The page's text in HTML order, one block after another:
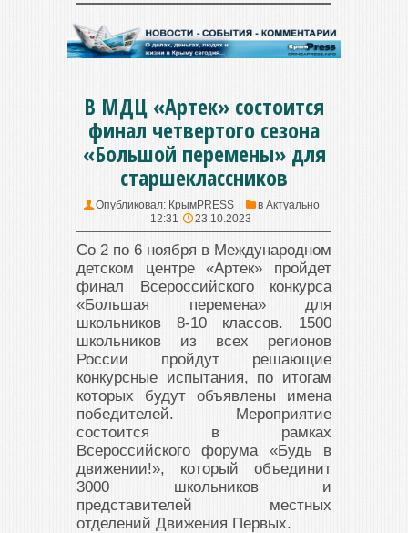
В МДЦ «Артек» состоится
финал четвертого сезона
«Большой перемены» для
старшеклассников
Опубликовал: КрымPRESS в Актуально
12:31
23.10.2023
Со 2 по 6 ноября в Международном
детском центре «Артек» пройдет
финал Всероссийского конкурса
«Большая перемена» для
школьников 8-10 классов. 1500
школьников из всех регионов
России пройдут решающие
конкурсные испытания, по итогам
которых будут объявлены имена
победителей. Мероприятие
состоится в рамках
Всероссийского форума «Будь в
движении!», который объединит
3000 школьников и
представителей местных
отделений Движения Первых.